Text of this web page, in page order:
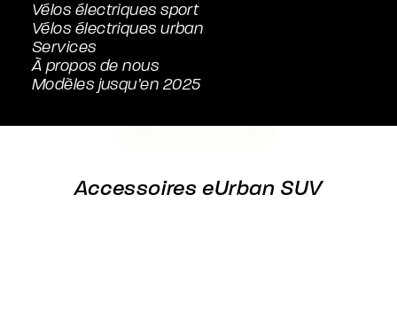
Vélos électriques sport
Vélos électriques urban
Services
À propos de nous
Modèles jusqu’en 2025
Fais de ton e-Bike
ton e-FRAMER
personnel.
Accessoires eUrban SUV